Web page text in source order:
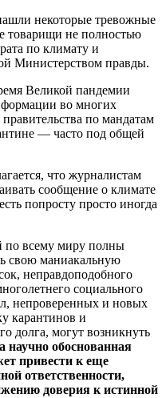
некоторые тревожные
товарищи не полностью
по климату и
Министерством правды.
Великой пандемии
во многих
по мандатам
— часто под общей
что журналистам
сообщение о климате
попросту просто иногда
по всему миру полны
свою маниакальную
неправдоподобного
социального
непроверенных и новых
карантинов и
долга, могут возникнуть
научно обоснованная
привести к еще
ответственности,
доверия к истинной